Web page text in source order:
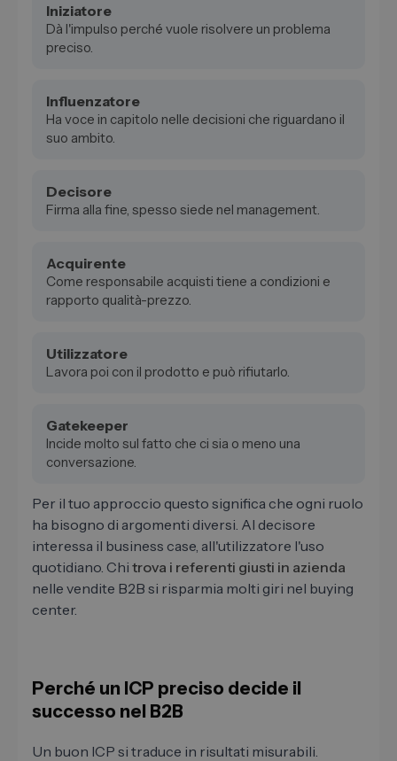
Iniziatore
Dà l'impulso perché vuole risolvere un problema
preciso.
Influenzatore
Ha voce in capitolo nelle decisioni che riguardano il
suo ambito.
Decisore
Firma alla fine, spesso siede nel management.
Acquirente
Come responsabile acquisti tiene a condizioni e
rapporto qualità-prezzo.
Utilizzatore
Lavora poi con il prodotto e può rifiutarlo.
Gatekeeper
Incide molto sul fatto che ci sia o meno una
conversazione.
Per il tuo approccio questo significa che ogni ruolo
ha bisogno di argomenti diversi. Al decisore
interessa il business case, all'utilizzatore l'uso
quotidiano. Chi trova i referenti giusti in azienda
nelle vendite B2B si risparmia molti giri nel buying
center.
Perché un ICP preciso decide il
successo nel B2B
Un buon ICP si traduce in risultati misurabili.